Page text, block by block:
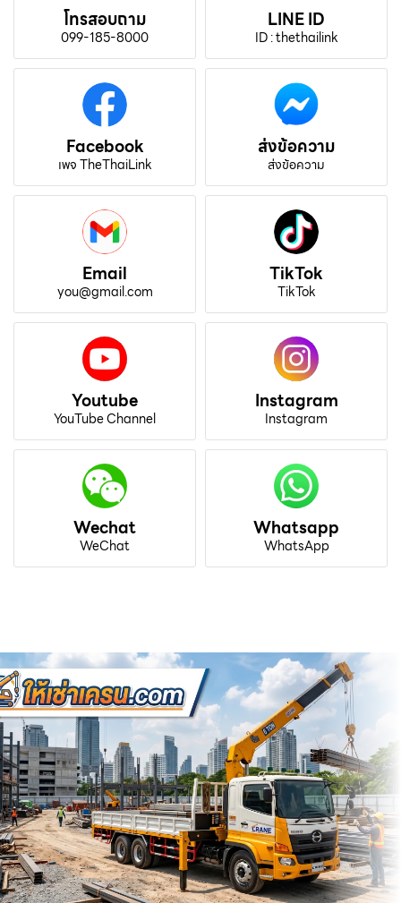
โทรสอบถาม
099-185-8000
LINE ID
ID : thethailink
Facebook
เพจ TheThaiLink
ส่งข้อความ
ส่งข้อความ
Email
you@gmail.com
TikTok
TikTok
Youtube
YouTube Channel
Instagram
Instagram
Wechat
WeChat
Whatsapp
WhatsApp